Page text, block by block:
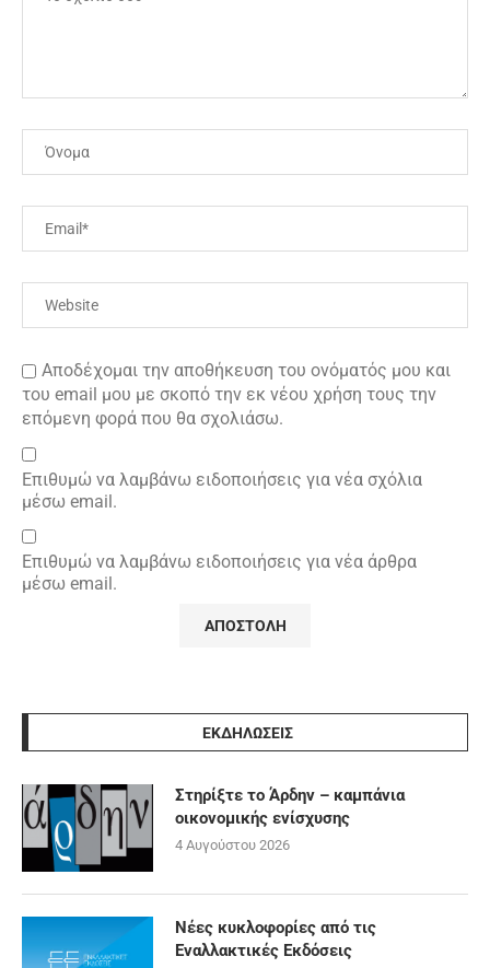
Αποδέχομαι την αποθήκευση του ονόματός μου και
του email μου με σκοπό την εκ νέου χρήση τους την
επόμενη φορά που θα σχολιάσω.
Επιθυμώ να λαμβάνω ειδοποιήσεις για νέα σχόλια
μέσω email.
Επιθυμώ να λαμβάνω ειδοποιήσεις για νέα άρθρα
μέσω email.
ΕΚΔΗΛΩΣΕΙΣ
Στηρίξτε το Άρδην – καμπάνια
οικονομικής ενίσχυσης
4 Αυγούστου 2026
Νέες κυκλοφορίες από τις
Εναλλακτικές Εκδόσεις